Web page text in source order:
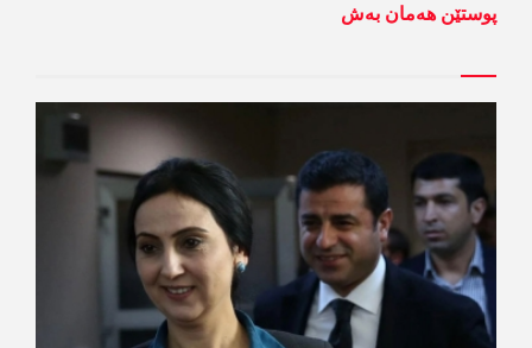
پوستێن ھەمان بەش